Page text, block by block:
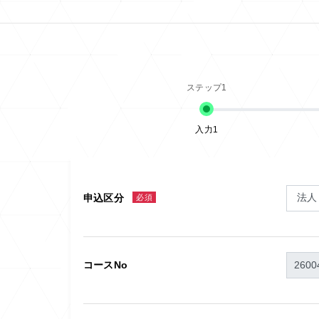
入力1
申込区分 必須
コースNo